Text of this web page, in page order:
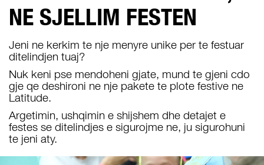
NE SJELLIM FESTEN
Jeni ne kerkim te nje menyre unike per te festuar
ditelindjen tuaj?
Nuk keni pse mendoheni gjate, mund te gjeni cdo
gje qe deshironi ne nje pakete te plote festive ne
Latitude.
Argetimin, ushqimin e shijshem dhe detajet e
festes se ditelindjes e sigurojme ne, ju sigurohuni
te jeni aty.